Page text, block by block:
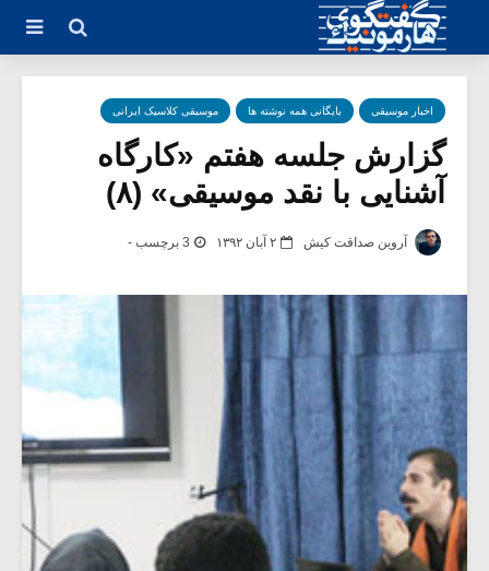
اخبار موسیقی بایگانی همه نوشته ها موسیقی کلاسیک ایرانی
گزارش جلسه هفتم «کارگاه
آشنایی با نقد موسیقی» (۸)
آروین صداقت کیش ۲ آبان ۱۳۹۲ 3 برچسب -